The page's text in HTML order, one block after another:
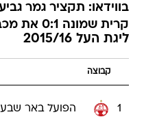
קרית שמונה 0:1 את מכבי נתניה
ליגת העל 2015/16
קבוצה
1 הפועל באר שבע